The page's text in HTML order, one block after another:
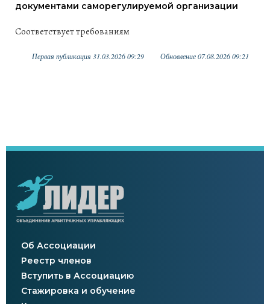
документами саморегулируемой организации
Соответствует требованиям
Первая публикация 31.03.2026 09:29 Обновление 07.08.2026 09:21
Об Ассоциации
Реестр членов
Вступить в Ассоциацию
Стажировка и обучение